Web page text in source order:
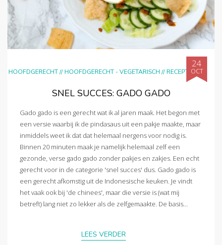
HOOFDGERECHT//HOOFDGERECHT - VEGETARISCH //RECEPTEN
24
OCT
SNEL SUCCES: GADO GADO
Gado gado is een gerecht wat ik al jaren maak. Het begon met
een versie waarbij ik de pindasaus uit een pakje maakte, maar
inmiddels weet ik dat dat helemaal nergens voor nodig is.
Binnen 20 minuten maak je namelijk helemaal zelf een
gezonde, verse gado gado zonder pakjes en zakjes. Een echt
gerecht voor in de categorie 'snel succes' dus. Gado gado is
een gerecht afkomstig uit de Indonesische keuken. Je vindt
het vaak ook bij 'de chinees', maar die versie is (wat mij
betreft) lang niet zo lekker als de zelfgemaakte. De basis...
LEES VERDER